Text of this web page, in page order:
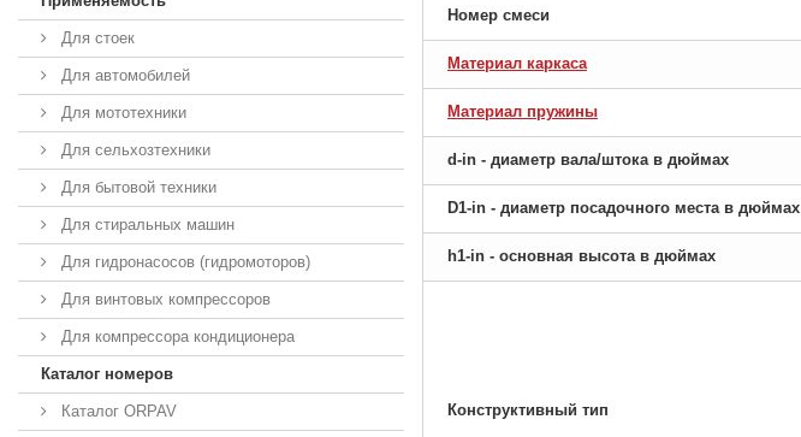
Для стоек
Для автомобилей
Для мототехники
Для сельхозтехники
Для бытовой техники
Для стиральных машин
Для гидронасосов (гидромоторов)
Для винтовых компрессоров
Для компрессора кондиционера
Каталог номеров
Каталог ORPAV
Номер смеси
Материал каркаса
Материал пружины
d-in - диаметр вала/штока в дюймах
D1-in - диаметр посадочного места в дюймах
h1-in - основная высота в дюймах
Конструктивный тип